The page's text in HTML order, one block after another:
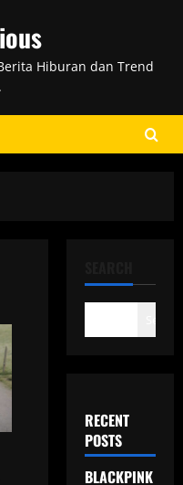
Hiburan dan Trend
RECENT
POSTS
BLACKPINK